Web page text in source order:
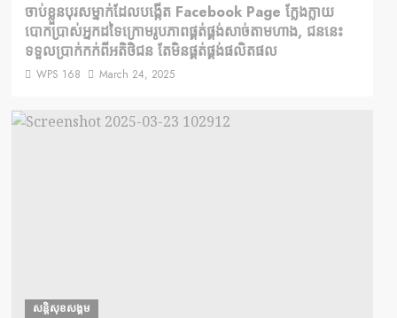
ចាប់ខ្លួនបុរសម្នាក់ដែលបង្កើត Facebook Page ក្លែងក្លាយ
បោកប្រាស់អ្នកដទៃក្រោមរូបភាពផ្គត់ផ្គង់សាច់តាមហាង, ជននេះ
ទទួលប្រាក់កក់ពីអតិថិជន តែមិនផ្គត់ផ្គង់ផលិតផល
WPS 168 March 24, 2025
សន្តិសុខសង្គម